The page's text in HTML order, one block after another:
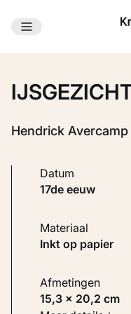
Ga naar
Hendrick Avercamp
Datum
17de eeuw
Materiaal
Inkt op papier
Afmetingen
15,3 × 20,2 cm